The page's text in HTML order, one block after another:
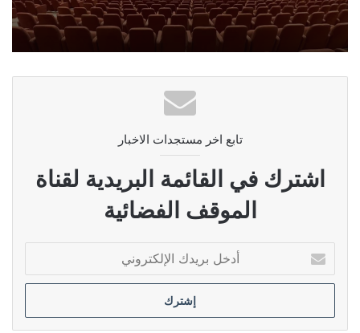
تابع اخر مستجدات الاخبار
اشترك في القائمة البريدية لقناة
الموقف الفضائية
بريدك
الإلكتروني